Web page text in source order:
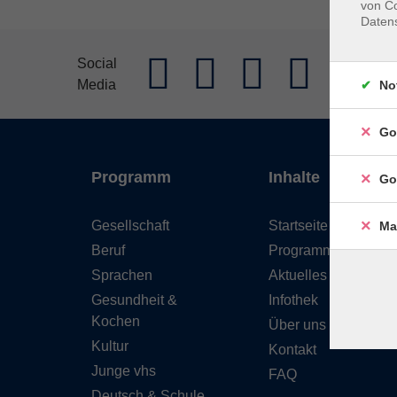
Social
Media
AGB
Programm
Gesellschaft
Beruf
Sprachen
Gesundheit &
Kochen
Kultur
Junge vhs
Inhalte
Startseite
Programm
Aktuelles
Infothek
Über uns
Kontakt
FAQ
von